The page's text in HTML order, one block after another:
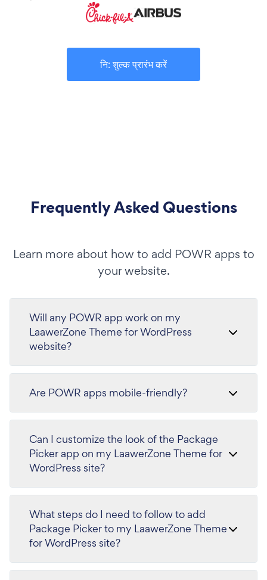
नि: शुल्क प्रारंभ करें
Frequently Asked Questions
Learn more about how to add POWR apps to
your website.
Will any POWR app work on my
LaawerZone Theme for WordPress
website?
Are POWR apps mobile-friendly?
Can I customize the look of the Package
Picker app on my LaawerZone Theme for
WordPress site?
What steps do I need to follow to add
Package Picker to my LaawerZone Theme
for WordPress site?